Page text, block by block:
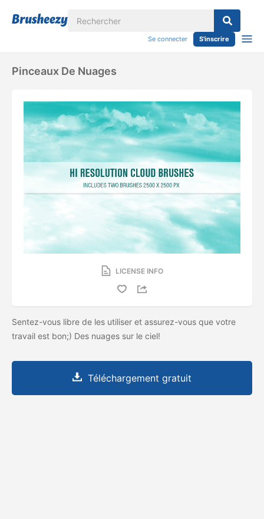
Se connecter S'inscrire
Pinceaux De Nuages
LICENSE INFO
Sentez-vous libre de les utiliser et assurez-vous que votre
travail est bon;) Des nuages ​​sur le ciel!
Téléchargement gratuit